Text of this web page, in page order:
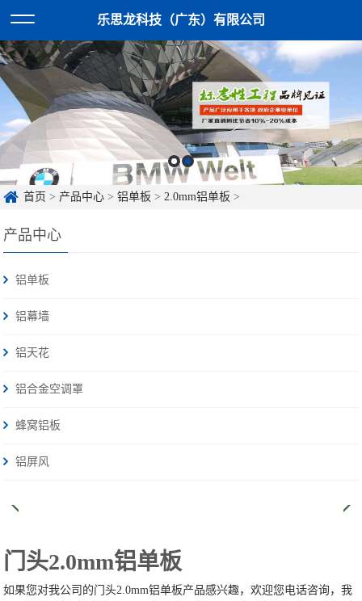
乐思龙科技（广东）有限公司
首页 > 产品中心 >铝单板 >2.0mm铝单板 >
产品中心
铝单板
铝幕墙
铝天花
铝合金空调罩
蜂窝铝板
铝屏风
门头2.0mm铝单板
如果您对我公司的门头2.0mm铝单板产品感兴趣，欢迎您电话咨询，我